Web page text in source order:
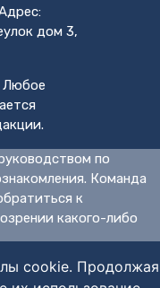
дом 3,
Любое
по
Команда
к
какого-либо
cookie. Продолжая